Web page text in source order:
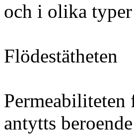
och i olika
Flödestätheten
Permeabiliteten
antytts